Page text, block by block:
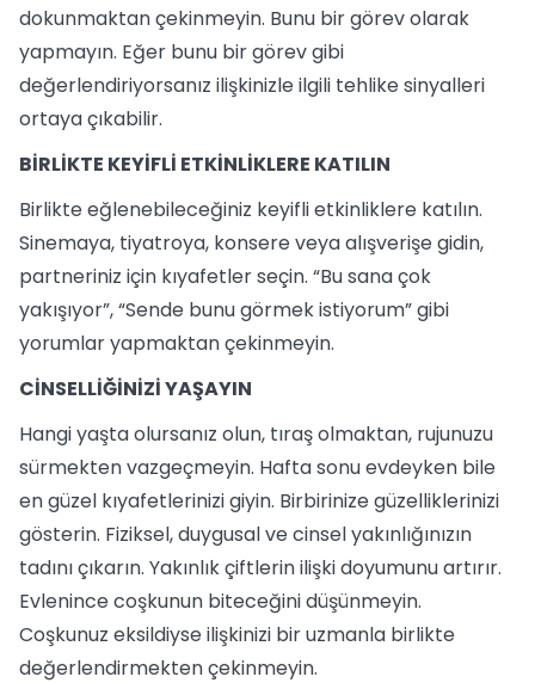
dokunmaktan çekinmeyin. Bunu bir görev olarak
yapmayın. Eğer bunu bir görev gibi
değerlendiriyorsanız ilişkinizle ilgili tehlike sinyalleri
ortaya çıkabilir.
BİRLİKTE KEYİFLİ ETKİNLİKLERE KATILIN
Birlikte eğlenebileceğiniz keyifli etkinliklere katılın.
Sinemaya, tiyatroya, konsere veya alışverişe gidin,
partneriniz için kıyafetler seçin. “Bu sana çok
yakışıyor”, “Sende bunu görmek istiyorum” gibi
yorumlar yapmaktan çekinmeyin.
CİNSELLİĞİNİZİ YAŞAYIN
Hangi yaşta olursanız olun, tıraş olmaktan, rujunuzu
sürmekten vazgeçmeyin. Hafta sonu evdeyken bile
en güzel kıyafetlerinizi giyin. Birbirinize güzelliklerinizi
gösterin. Fiziksel, duygusal ve cinsel yakınlığınızın
tadını çıkarın. Yakınlık çiftlerin ilişki doyumunu artırır.
Evlenince coşkunun biteceğini düşünmeyin.
Coşkunuz eksildiyse ilişkinizi bir uzmanla birlikte
değerlendirmekten çekinmeyin.